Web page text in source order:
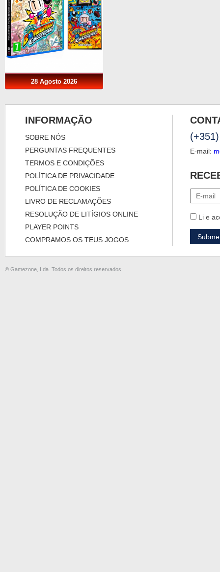
28 Agosto 2026
INFORMAÇÃO
SOBRE NÓS
PERGUNTAS FREQUENTES
TERMOS E CONDIÇÕES
POLÍTICA DE PRIVACIDADE
POLÍTICA DE COOKIES
LIVRO DE RECLAMAÇÕES
RESOLUÇÃO DE LITÍGIOS ONLINE
PLAYER POINTS
COMPRAMOS OS TEUS JOGOS
E-mail:
Li e
® Gamezone, Lda. Todos os direitos reservados